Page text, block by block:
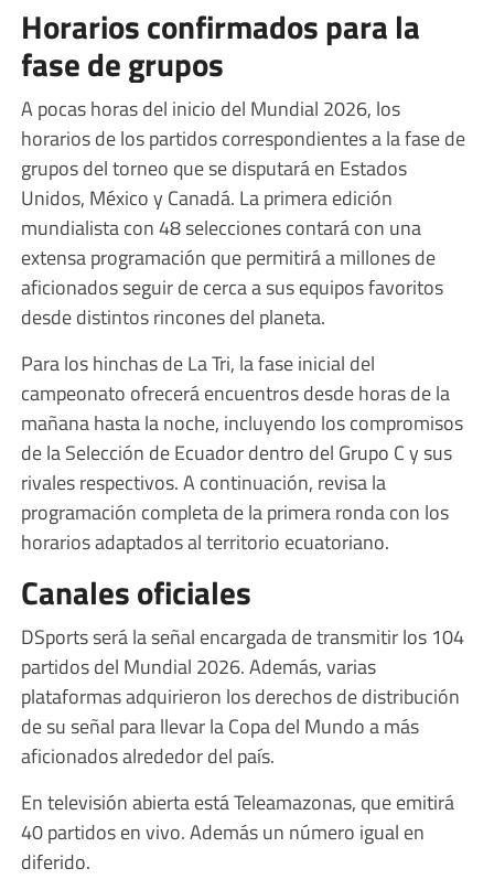
Horarios confirmados para la
fase de grupos
A pocas horas del inicio del Mundial 2026, los
horarios de los partidos correspondientes a la fase de
grupos del torneo que se disputará en Estados
Unidos, México y Canadá. La primera edición
mundialista con 48 selecciones contará con una
extensa programación que permitirá a millones de
aficionados seguir de cerca a sus equipos favoritos
desde distintos rincones del planeta.
Para los hinchas de La Tri, la fase inicial del
campeonato ofrecerá encuentros desde horas de la
mañana hasta la noche, incluyendo los compromisos
de la Selección de Ecuador dentro del Grupo C y sus
rivales respectivos. A continuación, revisa la
programación completa de la primera ronda con los
horarios adaptados al territorio ecuatoriano.
Canales oficiales
DSports será la señal encargada de transmitir los 104
partidos del Mundial 2026. Además, varias
plataformas adquirieron los derechos de distribución
de su señal para llevar la Copa del Mundo a más
aficionados alrededor del país.
En televisión abierta está Teleamazonas, que emitirá
40 partidos en vivo. Además un número igual en
diferido.